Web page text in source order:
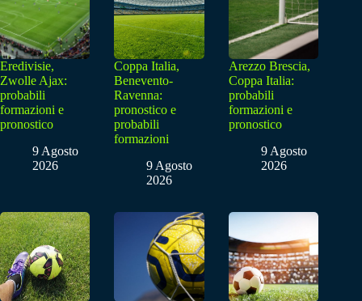
Eredivisie,
Zwolle Ajax:
probabili
formazioni e
pronostico
9 Agosto
2026
Coppa Italia,
Benevento-
Ravenna:
pronostico e
probabili
formazioni
9 Agosto
2026
Arezzo Brescia,
Coppa Italia:
probabili
formazioni e
pronostico
9 Agosto
2026